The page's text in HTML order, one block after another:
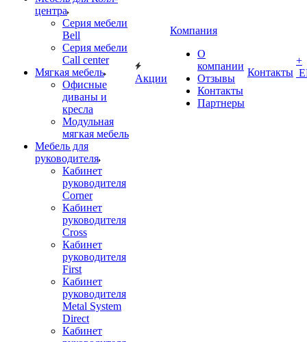
центра
Серия мебели
Bell
Серия мебели
Call center
Мягкая мебель
Офисные
диваны и
кресла
Модульная
мягкая мебель
Мебель для
руководителя
Кабинет
руководителя
Corner
Кабинет
руководителя
Cross
Кабинет
руководителя
First
Кабинет
руководителя
Metal System
Direct
Кабинет
Акции
Компания
О
компании
Отзывы
Контакты
Партнеры
Контакты
+